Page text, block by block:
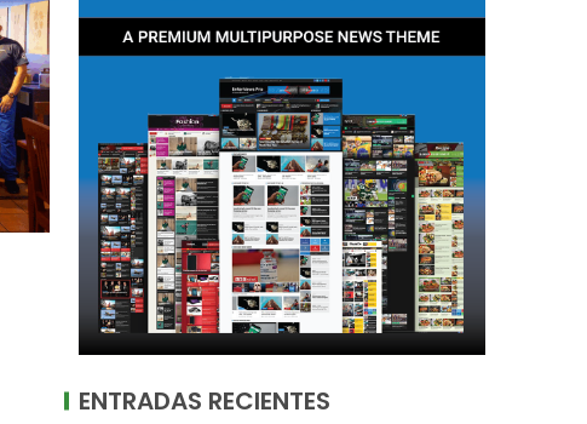
ENTRADAS RECIENTES